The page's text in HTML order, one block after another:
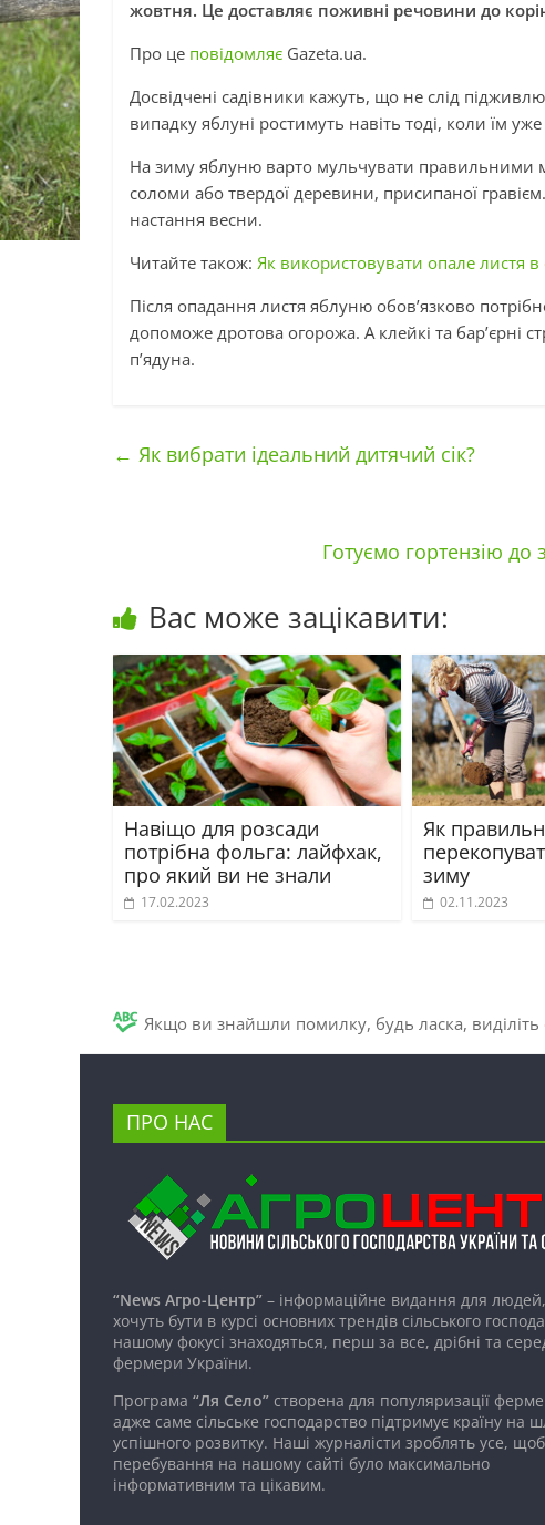
жовтня. Це доставляє поживні речовини до
Про це повідомляє Gazeta.ua.
Досвідчені садівники кажуть, що не слід
випадку яблуні ростимуть навіть тоді, коли їм
На зиму яблуню варто мульчувати правильними
соломи або твердої деревини, присипаної
настання весни.
Читайте також: Як використовувати опале листя в
Після опадання листя яблуню обов’язково
допоможе дротова огорожа. А клейкі та бар’єрні
п’ядуна.
← Як вибрати ідеальний дитячий сік?
Готуємо гортензію до
Вас може зацікавити:
Навіщо для розсади
потрібна фольга: лайфхак,
про який ви не знали
17.02.2023
Як
зиму
02.11.2023
Якщо ви знайшли помилку, будь ласка, виділіть
ПРО НАС
“News Агро-Центр” – інформаційне видання для людей,
хочуть бути в курсі основних трендів сільського
нашому фокусі знаходяться, перш за все, дрібні та
фермери України.
Програма “Ля Село” створена для популяризації
адже саме сільське господарство підтримує країну на
успішного розвитку. Наші журналісти зроблять усе, щоб
перебування на нашому сайті було максимально
інформативним та цікавим.